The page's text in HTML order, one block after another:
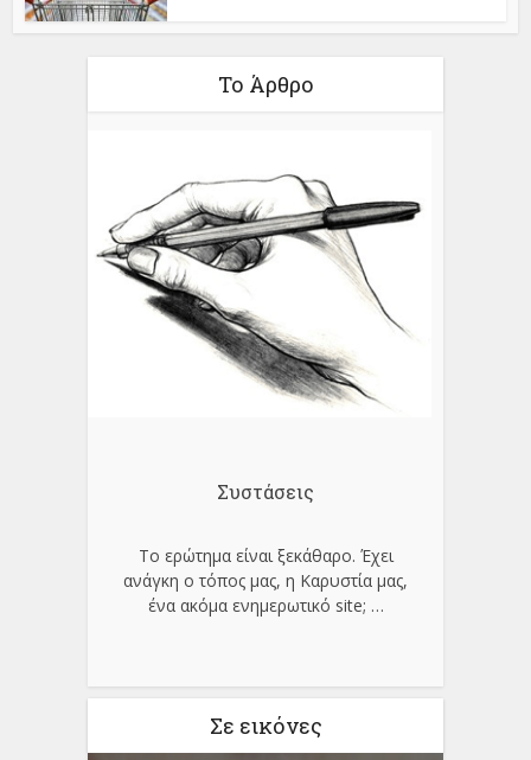
Το Άρθρο
Συστάσεις
Το ερώτημα είναι ξεκάθαρο. Έχει
ανάγκη ο τόπος μας, η Καρυστία μας,
ένα ακόμα ενημερωτικό site; …
Σε εικόνες